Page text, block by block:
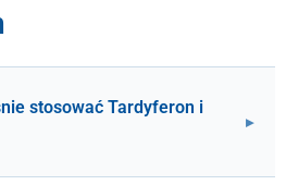
stosować Tardyferon i